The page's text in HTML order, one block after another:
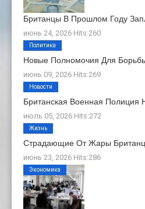
Британцы В Прошлом Году
июнь 24, 2026 Hits:260
Новые Полномочия Для
июнь 09, 2026 Hits:269
Политика
Британская Военная
июль 05, 2026 Hits:272
Новости
Страдающие От Жары
июнь 23, 2026 Hits:286
Жизнь
Экономика